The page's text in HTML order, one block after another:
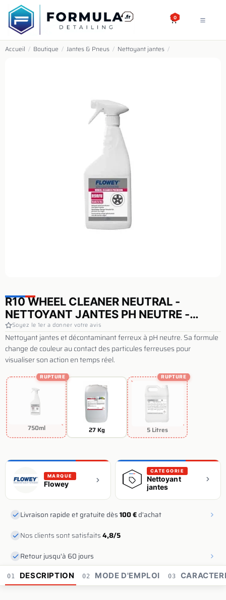
SE RENDRE AU CONTENU
0
Accueil / Boutique / Jantes & Pneus / Nettoyant jantes /
R10 WHEEL CLEANER NEUTRAL -
NETTOYANT JANTES PH NEUTRE -
FLOWEY
Soyez le 1er a donner votre avis
Nettoyant jantes et décontaminant ferreux à pH neutre. Sa formule
change de couleur au contact des particules ferreuses pour
visualiser son action en temps réel.
750ml
RUPTURE
27 Kg 5 Litres
RUPTURE
MARQUE
Flowey
CATEGORIE
Nettoyant
jantes
Livraison rapide et gratuite dès100 €d'achat
Nos clients sont satisfaits4,8/5
Retour jusqu'à 60 jours
01 DESCRIPTION 02 MODE D'EMPLOI 03